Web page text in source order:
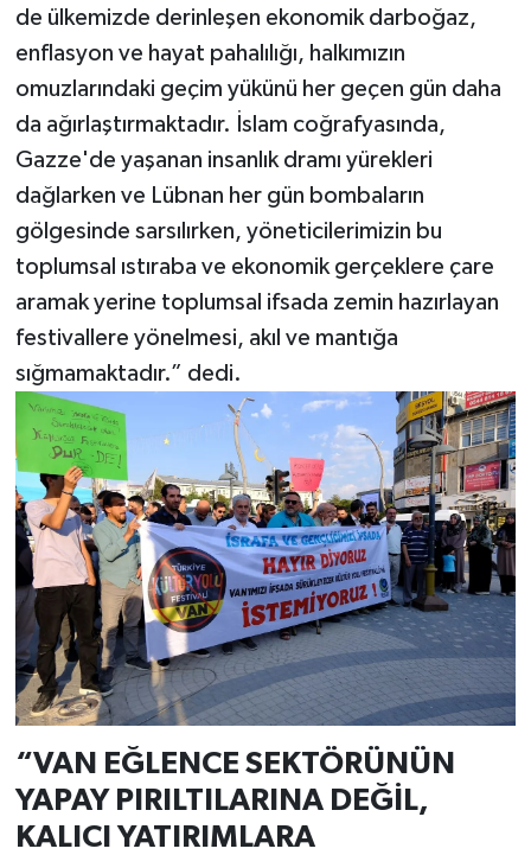
de ülkemizde derinleşen ekonomik darboğaz,
enflasyon ve hayat pahalılığı, halkımızın
omuzlarındaki geçim yükünü her geçen gün daha
da ağırlaştırmaktadır. İslam coğrafyasında,
Gazze'de yaşanan insanlık dramı yürekleri
dağlarken ve Lübnan her gün bombaların
gölgesinde sarsılırken, yöneticilerimizin bu
toplumsal ıstıraba ve ekonomik gerçeklere çare
aramak yerine toplumsal ifsada zemin hazırlayan
festivallere yönelmesi, akıl ve mantığa
sığmamaktadır.” dedi.
“VAN EĞLENCE SEKTÖRÜNÜN
YAPAY PIRILTILARINA DEĞİL,
KALICI YATIRIMLARA